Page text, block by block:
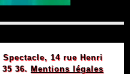
Spectacle, 14 rue Henri
36. Mentions légales